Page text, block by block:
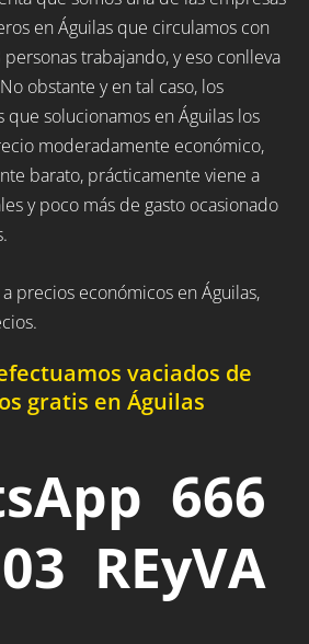
en Águilas que circulamos con
trabajando, y eso conlleva
obstante y en tal caso, los
que solucionamos en Águilas los
moderadamente económico,
barato, prácticamente viene a
y poco más de gasto ocasionado
precios económicos en Águilas,
vaciados de
gratis en Águilas
666
REyVA